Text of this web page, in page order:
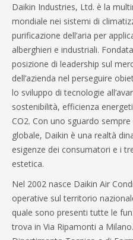
Daikin Industries, Ltd. è la
mondiale nei sistemi di
purificazione dell’aria per
alberghieri e industriali.
posizione di leadership sul
dell’azienda nel perseguire
lo sviluppo di tecnologie
sostenibilità, efficienza
CO2. Con uno sguardo
globale, Daikin è una realtà
esigenze dei consumatori e i
estetica.
Nel 2002 nasce Daikin Air
operative sul territorio
quale sono presenti tutte le
trova in Via Ripamonti a